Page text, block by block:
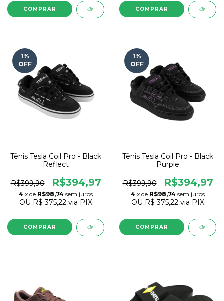
COMPRAR COMPRAR
1%
OFF
Tênis Tesla Coil Pro - Black
Reflect
R$399,90 R$394,97
4 x de R$98,74 sem juros
OU R$ 375,22 via PIX
COMPRAR
1%
OFF
Tênis Tesla Coil Pro - Black
Purple
R$399,90 R$394,97
4 x de R$98,74 sem juros
OU R$ 375,22 via PIX
COMPRAR